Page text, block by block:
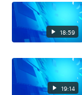
18:59
19:14